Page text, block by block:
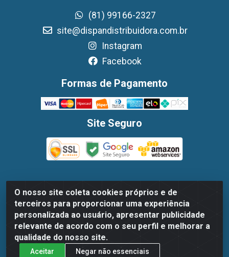
O nosso site coleta cookies próprios e de
terceiros para proporcionar uma experiência
personalizada ao usuário, apresentar publicidade
relevante de acordo com o seu perfil e melhorar a
qualidade do nosso site.
Aceitar Negar não essenciais
(81) 99166-2327
site@dispandistribuidora.com.br
Instagram
Facebook
Formas de Pagamento
Site Seguro
Dispan Distribuidora de Alimentos LTDA - Avenida
Marechal Mascarenhas De Moraes, 1048- Imbiribeira,
Recife/PE - CEP 51.170-000 - CNPJ 30.779.584/0003-78